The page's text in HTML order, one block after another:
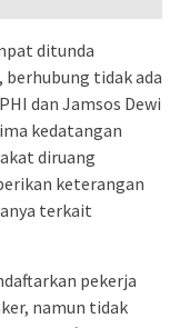
ditunda
tidak ada
dan Jamsos Dewi
kedatangan
diruang
keterangan
terkait
pekerja
namun tidak